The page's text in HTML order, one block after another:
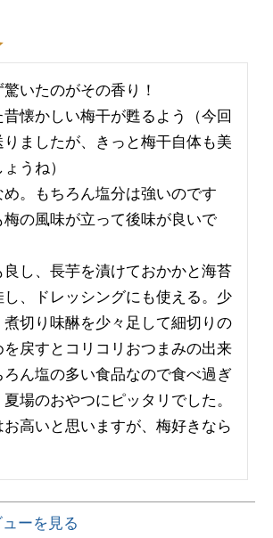
いたのがその香り！
昔懐かしい梅干が甦るよう（今回
りましたが、きっと梅干自体も美
うね）
め。もちろん塩分は強いのです
梅の風味が立って後味が良いで
良し、長芋を漬けておかかと海苔
し、ドレッシングにも使える。少
煮切り味醂を少々足して細切りの
戻すとコリコリおつまみの出来
ろん塩の多い食品なので食べ過ぎ
場のおやつにピッタリでした。
高いと思いますが、梅好きなら
ーを見る